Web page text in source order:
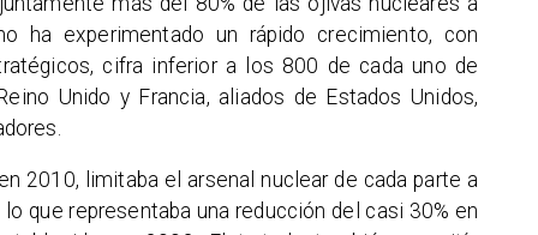
ha experimentado un rápido crecimiento, con
cifra inferior a los 800 de cada uno de
Unido y Francia, aliados de Estados Unidos,
2010, limitaba el arsenal nuclear de cada parte a
que representaba una reducción del casi 30% en